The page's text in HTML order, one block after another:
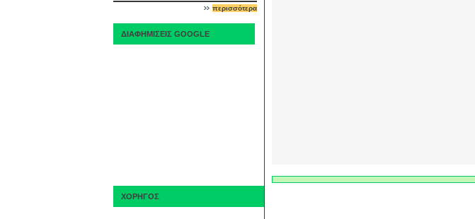
περισσότερα
ΔΙΑΦΗΜΙΣΕΙΣ GOOGLE
ΧΟΡΗΓΟΣ